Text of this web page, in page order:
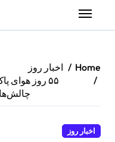
Home
اخبار روز
۵۵ روز
اخبار روز